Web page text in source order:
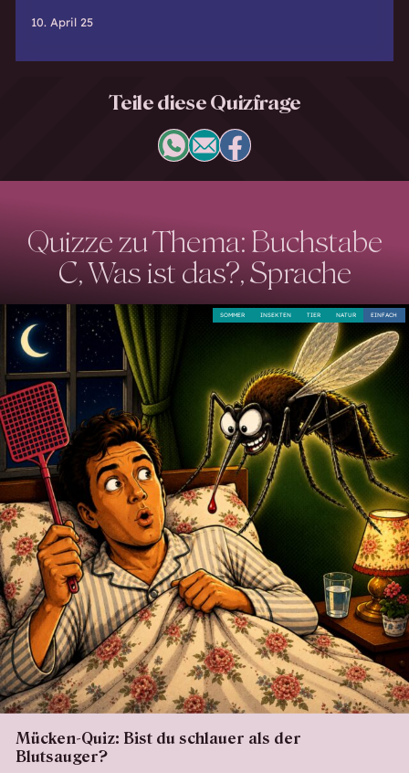
10. April 25
Teile diese Quizfrage
Quizze zu Thema: Buchstabe
C, Was ist das?, Sprache
Mücken-Quiz: Bist du schlauer als der
Blutsauger?
EINFACH
NATUR
TIER
INSEKTEN
SOMMER